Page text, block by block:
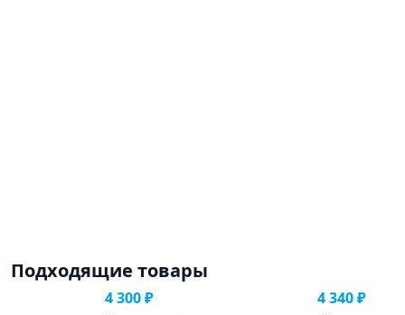
Подходящие товары
4 300 ₽
4 340 ₽